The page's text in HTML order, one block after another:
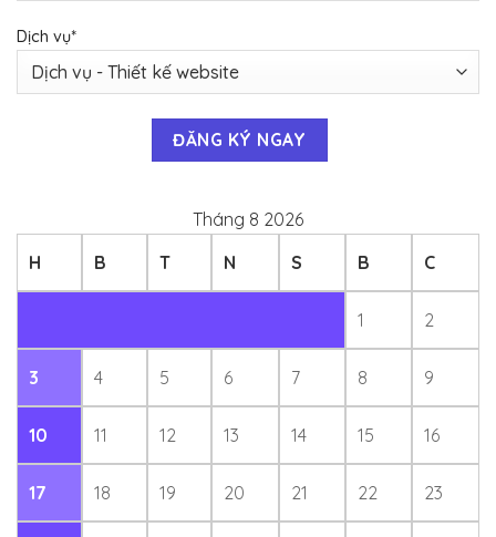
Dịch vụ*
Tháng 8 2026
H
B T N S B C
1 2
3 4 5 6 7 8 9
10 11 12 13 14 15 16
17 18 19 20 21 22 23